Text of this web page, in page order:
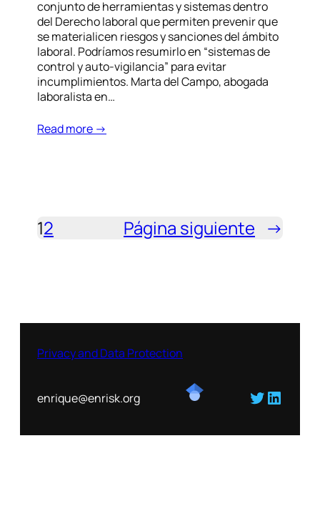
conjunto de herramientas y sistemas dentro
del Derecho laboral que permiten prevenir que
se materialicen riesgos y sanciones del ámbito
laboral. Podríamos resumirlo en “sistemas de
control y auto-vigilancia” para evitar
incumplimientos. Marta del Campo, abogada
laboralista en…
Read more →
12 Página siguiente →
Privacy and Data Protection
enrique@enrisk.org Twitter